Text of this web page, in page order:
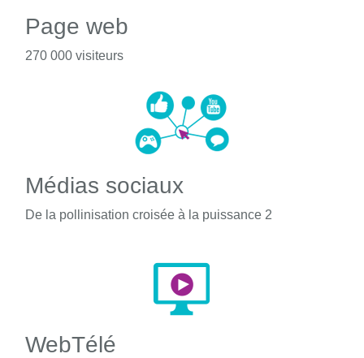
Page web
270 000 visiteurs
Médias sociaux
De la pollinisation croisée à la puissance 2
WebTélé